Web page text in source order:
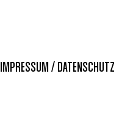
IMPRESSUM / DATENSCHUTZ